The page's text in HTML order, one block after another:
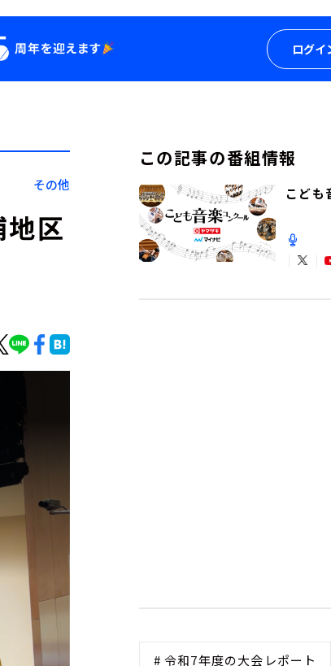
ログイ
その他
地区
この記事の番組情報
こども
# 令和7年度の大会レポート